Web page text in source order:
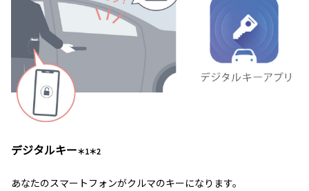
デジタルキー＊1＊2
あなたのスマートフォンがクルマのキーになります。